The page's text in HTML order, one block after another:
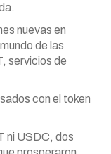
nuevas en
de las
servicios de
con el token
ni USDC, dos